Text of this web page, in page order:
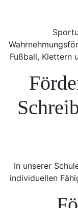
Fußball, Klettern
In unserer
individuellen